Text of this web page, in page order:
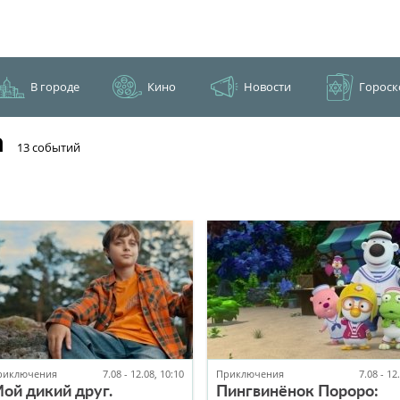
В городе Кино Новости
​13 событий
7.08 - 12.08, 10:10
дикий друг.
Приключения 7.08 -
Пингвинёнок Пороро: